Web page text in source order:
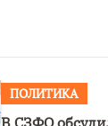
ПОЛИТИКА
В СЗФО